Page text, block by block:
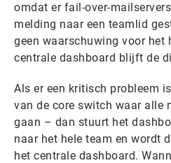
omdat er fail-over-
melding naar een teamlid
geen waarschuwing voor het
centrale dashboard blijft de
Als er een kritisch probleem
van de core switch waar alle
gaan – dan stuurt het
naar het hele team en wordt
het centrale dashboard.